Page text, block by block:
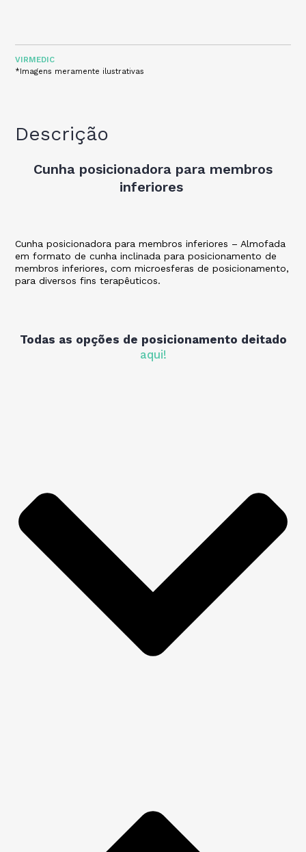
VIRMEDIC
*Imagens meramente ilustrativas
Descrição
Cunha posicionadora para membros
inferiores
Cunha posicionadora para membros inferiores – Almofada
em formato de cunha inclinada para posicionamento de
membros inferiores, com microesferas de posicionamento,
para diversos fins terapêuticos.
Todas as opções de posicionamento deitado
aqui!